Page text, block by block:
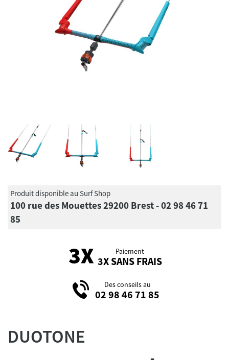
Produit disponible au Surf Shop
100 rue des Mouettes 29200 Brest - 02 98 46 71
85
Paiement
3X SANS FRAIS
Des conseils au
02 98 46 71 85
DUOTONE